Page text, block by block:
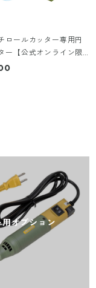
ロールカッター専用円
ー【公式オンライン限
オプション